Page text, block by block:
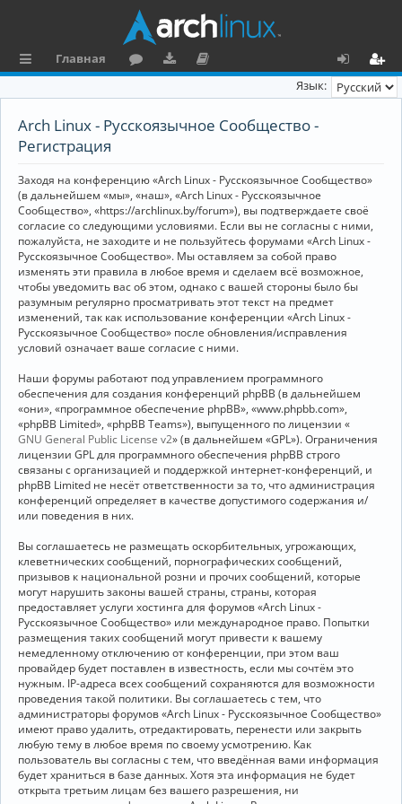
л
и
Главная
н
та
ц
и
я
х
ег
Язык:
Arch Linux - Русскоязычное Сообщество -
Регистрация
Заходя на конференцию «Arch Linux - Русскоязычное Сообщество»
(в дальнейшем «мы», «наш», «Arch Linux - Русскоязычное
Сообщество», «https://archlinux.by/forum»), вы подтверждаете своё
согласие со следующими условиями. Если вы не согласны с ними,
пожалуйста, не заходите и не пользуйтесь форумами «Arch Linux -
Русскоязычное Сообщество». Мы оставляем за собой право
изменять эти правила в любое время и сделаем всё возможное,
чтобы уведомить вас об этом, однако с вашей стороны было бы
разумным регулярно просматривать этот текст на предмет
изменений, так как использование конференции «Arch Linux -
Русскоязычное Сообщество» после обновления/исправления
условий означает ваше согласие с ними.
Наши форумы работают под управлением программного
обеспечения для создания конференций phpBB (в дальнейшем
«они», «программное обеспечение phpBB», «www.phpbb.com»,
«phpBB Limited», «phpBB Teams»), выпущенного по лицензии «
GNU General Public License v2» (в дальнейшем «GPL»). Ограничения
лицензии GPL для программного обеспечения phpBB строго
связаны с организацией и поддержкой интернет-конференций, и
phpBB Limited не несёт ответственности за то, что администрация
конференций определяет в качестве допустимого содержания и/
или поведения в них.
Вы соглашаетесь не размещать оскорбительных, угрожающих,
клеветнических сообщений, порнографических сообщений,
призывов к национальной розни и прочих сообщений, которые
могут нарушить законы вашей страны, страны, которая
предоставляет услуги хостинга для форумов «Arch Linux -
Русскоязычное Сообщество» или международное право. Попытки
размещения таких сообщений могут привести к вашему
немедленному отключению от конференции, при этом ваш
провайдер будет поставлен в известность, если мы сочтём это
нужным. IP-адреса всех сообщений сохраняются для возможности
проведения такой политики. Вы соглашаетесь с тем, что
администраторы форумов «Arch Linux - Русскоязычное Сообщество»
имеют право удалить, отредактировать, перенести или закрыть
любую тему в любое время по своему усмотрению. Как
пользователь вы согласны с тем, что введённая вами информация
будет храниться в базе данных. Хотя эта информация не будет
открыта третьим лицам без вашего разрешения, ни